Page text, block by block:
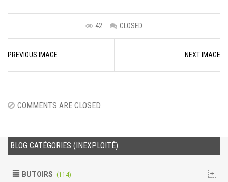
42 CLOSED
navigation
PREVIOUS IMAGE NEXT IMAGE
COMMENTS ARE CLOSED.
BLOG CATÉGORIES (INEXPLOITÉ)
BUTOIRS (114)